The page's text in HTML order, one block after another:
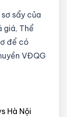
sẩy của
giá, Thể
để có
VĐQG
Hà Nội